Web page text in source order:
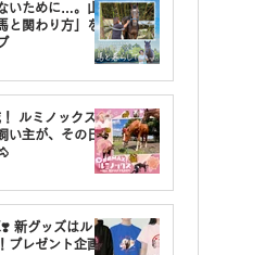
いために…。山
と関わり方」を
ルミノックスの
い主が、その日
新グッズはルミ
プレゼント企画